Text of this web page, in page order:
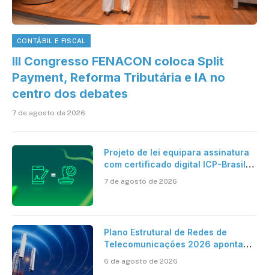
CONTÁBIL E FISCAL
III Congresso FENACON coloca Split
Payment, Reforma Tributária e IA no
centro dos debates
7 de agosto de 2026
Projeto de lei equipara assinatura
com certificado digital ICP-Brasil
cartório
7 de agosto de 2026
Plano Estrutural de Redes de
Telecomunicações 2026 aponta
mantém desafio
6 de agosto de 2026